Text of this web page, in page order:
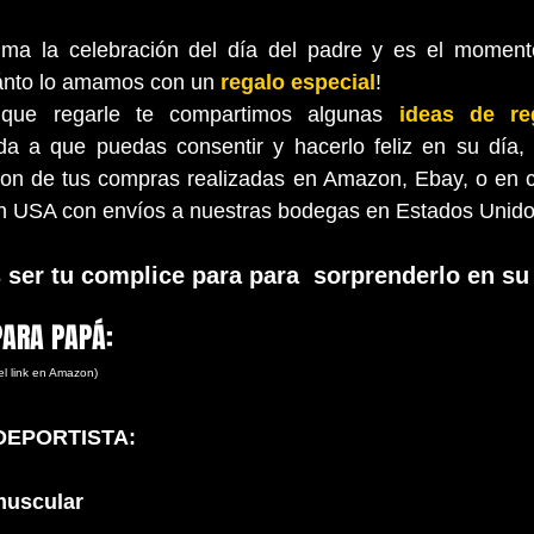
lo amamos con un regalo especial !
regarle te compartimos algunas ideas de
a que puedas consentir y hacerlo feliz en su día,
de tus compras realizadas en Amazon, Ebay, o en
USA con envíos a nuestras bodegas en Estados
ser tu complice para para  sorprenderlo en
PAPÁ:
link en Amazon)